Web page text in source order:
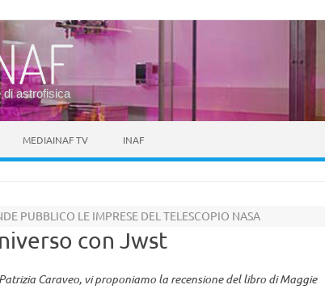
di astrofisica
MEDIAINAF TV INAF
PUBBLICO LE IMPRESE DEL TELESCOPIO NASA
con Jwst
Caraveo, vi proponiamo la recensione del libro di Maggie